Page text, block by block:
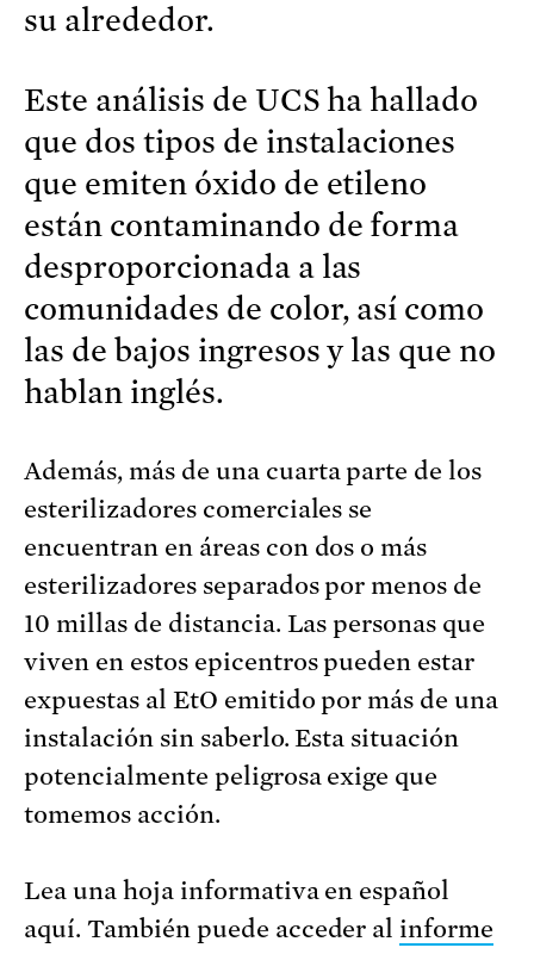
su alrededor.
Este análisis de UCS ha hallado
que dos tipos de instalaciones
que emiten óxido de etileno
están contaminando de forma
desproporcionada a las
comunidades de color, así como
las de bajos ingresos y las que no
hablan inglés.
Además, más de una cuarta parte de los
esterilizadores comerciales se
encuentran en áreas con dos o más
esterilizadores separados por menos de
10 millas de distancia. Las personas que
viven en estos epicentros pueden estar
expuestas al EtO emitido por más de una
instalación sin saberlo. Esta situación
potencialmente peligrosa exige que
tomemos acción.
Lea una hoja informativa en español
aquí. También puede acceder al informe